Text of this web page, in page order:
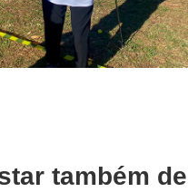
também